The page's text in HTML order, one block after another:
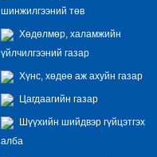
шинжилгээний төв
Хөдөлмөр, халамжийн
үйлчилгээний газар
Хүнс, хөдөө аж ахуйн газар
Цагдаагийн газар
Шүүхийн шийдвэр гүйцэтгэх
алба